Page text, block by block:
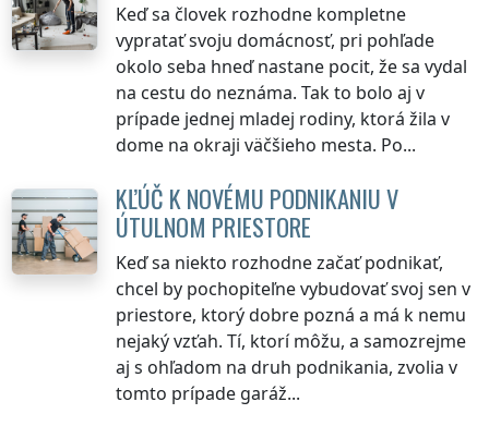
Keď sa človek rozhodne kompletne
vypratať svoju domácnosť, pri pohľade
okolo seba hneď nastane pocit, že sa vydal
na cestu do neznáma. Tak to bolo aj v
prípade jednej mladej rodiny, ktorá žila v
dome na okraji väčšieho mesta. Po...
KĽÚČ K NOVÉMU PODNIKANIU V
ÚTULNOM PRIESTORE
Keď sa niekto rozhodne začať podnikať,
chcel by pochopiteľne vybudovať svoj sen v
priestore, ktorý dobre pozná a má k nemu
nejaký vzťah. Tí, ktorí môžu, a samozrejme
aj s ohľadom na druh podnikania, zvolia v
tomto prípade garáž...